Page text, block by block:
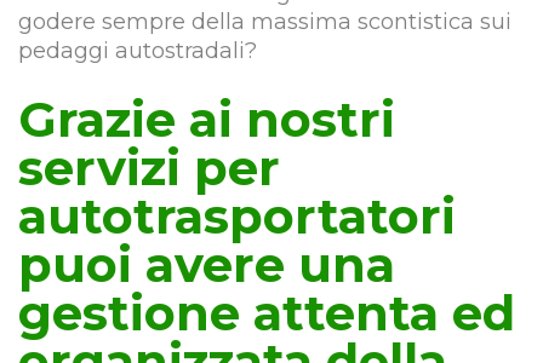
godere sempre della massima scontistica sui
pedaggi autostradali?
Grazie ai nostri
servizi per
autotrasportatori
puoi avere una
gestione attenta ed